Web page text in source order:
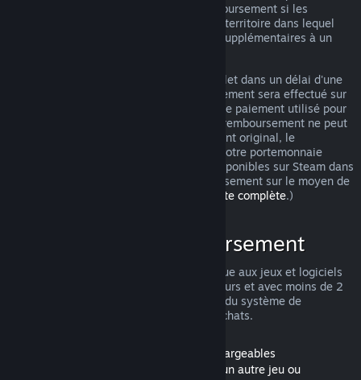
pouvez tout de même demander un remboursement si les
conditions ne sont pas remplies. Selon le territoire dans lequel
vous vivez, vous pouvez avoir des droits supplémentaires à un
Vous obtiendrez un remboursement complet dans un délai d'une
semaine après approbation. Le remboursement sera effectué sur
le portemonnaie Steam ou sur le moyen de paiement utilisé pour
l'achat. Si pour une raison quelconque le remboursement ne peut
pas être effectué sur le moyen de paiement original, le
remboursement intégral sera réalisé sur votre portemonnaie
Steam. (Certains moyens de paiement disponibles sur Steam dans
votre pays ne permettent pas de remboursement sur le moyen de
Cliquez ici pour une liste complète.)
Conditions de remboursement
L'offre de remboursement Steam s'applique aux jeux et logiciels
du magasin Steam achetés dans les 14 jours et avec moins de 2
heures d'utilisation. Voici un récapitulatif du système de
remboursement pour les autres types d'achats.
Remboursement pour les contenus téléchargeables
(Contenu du magasin Steam nécessitant un autre jeu ou